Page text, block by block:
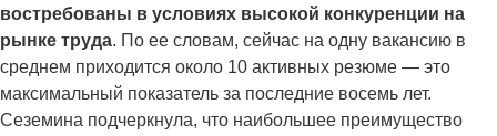
востребованы в условиях высокой конкуренции на
рынке труда. По ее словам, сейчас на одну вакансию в
среднем приходится около 10 активных резюме — это
максимальный показатель за последние восемь лет.
Сеземина подчеркнула, что наибольшее преимущество